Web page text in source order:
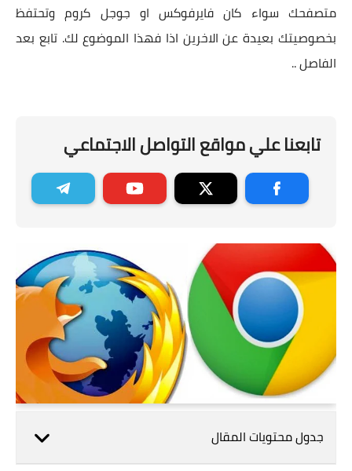
متصفحك سواء كان فايرفوكس او جوجل كروم وتحتفظ
بخصوصيتك بعيدة عن الاخرين اذا فهذا الموضوع لك. تابع بعد
الفاصل ..
تابعنا علي مواقع التواصل الاجتماعي
جدول محتويات المقال